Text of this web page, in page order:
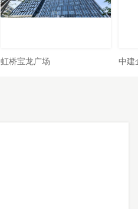
虹桥宝龙广场 中建